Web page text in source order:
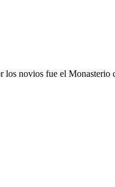
los novios fue el Monasterio